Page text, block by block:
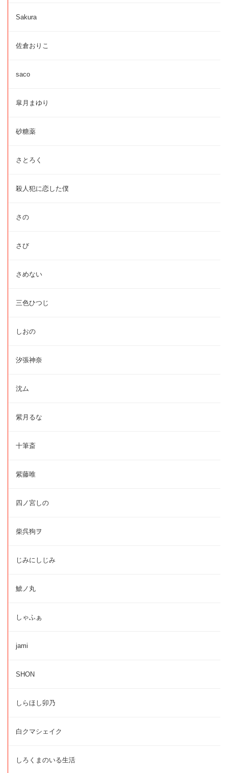
Sakura
佐倉おりこ
saco
皐月まゆり
砂糖薬
さとろく
殺人犯に恋した僕
さの
さび
さめない
三色ひつじ
しおの
汐張神奈
沈ム
紫月るな
十筆斎
紫藤唯
四ノ宮しの
柴呉狗ヲ
じみにしじみ
鯱ノ丸
しゃふぁ
jami
SHON
しらほし卯乃
白クマシェイク
しろくまのいる生活